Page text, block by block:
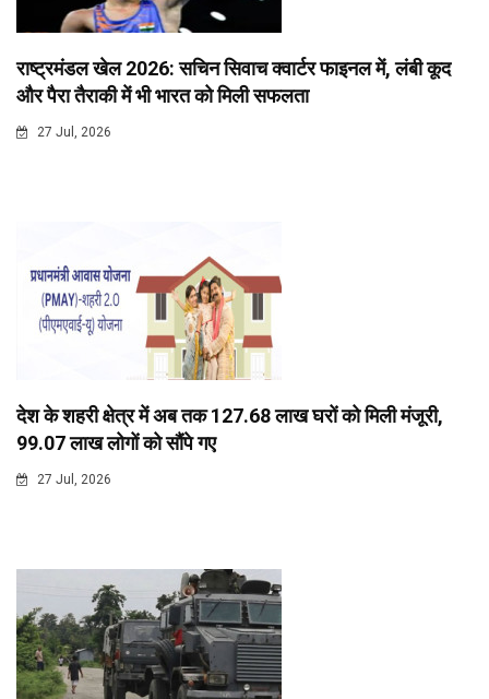
राष्ट्रमंडल खेल 2026: सचिन सिवाच क्वार्टर फाइनल में, लंबी कूद
और पैरा तैराकी में भी भारत को मिली सफलता
27 Jul, 2026
देश के शहरी क्षेत्र में अब तक 127.68 लाख घरों को मिली मंजूरी,
99.07 लाख लोगों को सौंपे गए
27 Jul, 2026